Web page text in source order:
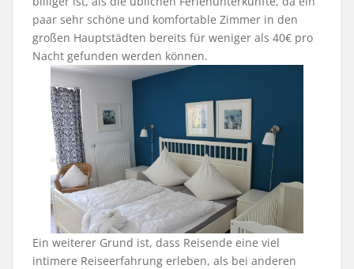
paar sehr schöne und komfortable Zimmer in den
großen Hauptstädten bereits für weniger als 40€ pro
Nacht gefunden werden können.
Ein weiterer Grund ist, dass Reisende eine viel
intimere Reiseerfahrung erleben, als bei anderen